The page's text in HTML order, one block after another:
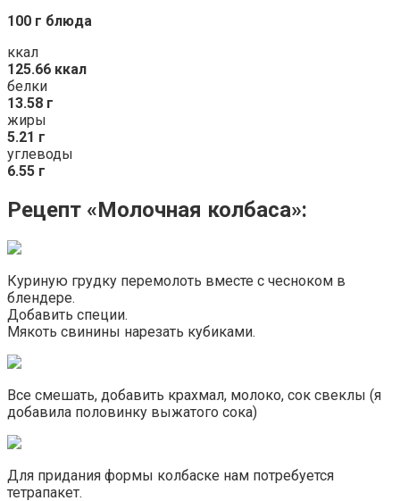
100 г блюда
ккал
125.66 ккал
белки
13.58 г
жиры
5.21 г
углеводы
6.55 г
Рецепт «Молочная колбаса»:
Куриную грудку перемолоть вместе с чесноком в
блендере.
Добавить специи.
Мякоть свинины нарезать кубиками.
Все смешать, добавить крахмал, молоко, сок свеклы (я
добавила половинку выжатого сока)
Для придания формы колбаске нам потребуется
тетрапакет.